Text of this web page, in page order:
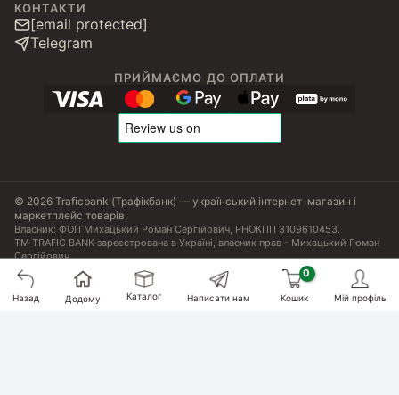
КОНТАКТИ
[email protected]
Telegram
ПРИЙМАЄМО ДО ОПЛАТИ
© 2026 Traficbank (Трафікбанк) — український інтернет-магазин і
маркетплейс товарів
Власник: ФОП Михацький Роман Сергійович, РНОКПП 3109610453.
ТМ TRAFIC BANK зареєстрована в Україні, власник прав - Михацький Роман
Сергійович.
Угода користувача Політика конфіденційності
Публічна оферта
Налаштування CookiesСертифікати, ліцензії та патенти
Назад Додому Каталог Написати нам Кошик Мій профіль